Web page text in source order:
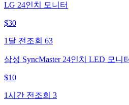
LG 24인치 모니터
$30
1달 전 조회 63
삼성 SyncMaster 24인치 LED 모니
$10
1시간 전 조회 3